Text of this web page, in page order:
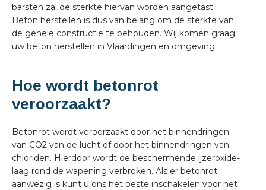
barsten zal de sterkte hiervan worden aangetast.
Beton herstellen is dus van belang om de sterkte van
de gehele constructie te behouden. Wij komen graag
uw beton herstellen in Vlaardingen en omgeving.
Hoe wordt betonrot
veroorzaakt?
Betonrot wordt veroorzaakt door het binnendringen
van CO2 van de lucht of door het binnendringen van
chloriden. Hierdoor wordt de beschermende ijzeroxide-
laag rond de wapening verbroken. Als er betonrot
aanwezig is kunt u ons het beste inschakelen voor het